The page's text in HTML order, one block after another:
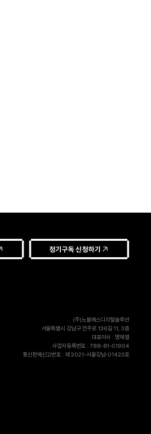
정기구독 신청하기
(주)노블레스디지털솔루션
서울특별시 강남구 언주로 136길 11, 3층
대표이사 : 명제열
사업자등록번호 : 788-81-01904
통신판매신고번호 : 제 2021-서울강남-01423호